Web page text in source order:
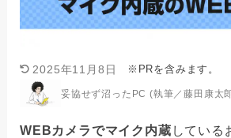
2025年11月8日 ※PRを含みます。
妥協せず沼ったPC (執筆／藤田康太
WEBカメラでマイク内蔵 している